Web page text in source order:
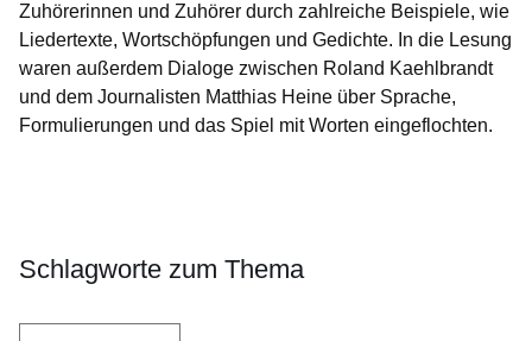
Zuhörerinnen und Zuhörer durch zahlreiche Beispiele, wie
Liedertexte, Wortschöpfungen und Gedichte. In die Lesung
waren außerdem Dialoge zwischen Roland Kaehlbrandt
und dem Journalisten Matthias Heine über Sprache,
Formulierungen und das Spiel mit Worten eingeflochten.
Schlagworte zum Thema